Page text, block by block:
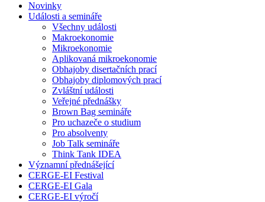
Novinky
Události a semináře
Všechny události
Makroekonomie
Mikroekonomie
Aplikovaná mikroekonomie
Obhajoby disertačních prací
Obhajoby diplomových prací
Zvláštní události
Veřejné přednášky
Brown Bag semináře
Pro uchazeče o studium
Pro absolventy
Job Talk semináře
Think Tank IDEA
Významní přednášející
CERGE-EI Festival
CERGE-EI Gala
CERGE-EI výročí